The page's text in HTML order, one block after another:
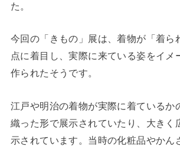
た。
今回の「きもの」展は、着物が「着ら
点に着目し、実際に来ている姿をイメ
作られたそうです。
江戸や明治の着物が実際に着ているか
織った形で展示されていたり、大きく
示されています。当時の化粧品やかん